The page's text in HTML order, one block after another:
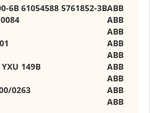
6B 61054588 5761852-3BABB
ABB
ABB
ABB
ABB
149B
ABB
ABB
0263
ABB
ABB